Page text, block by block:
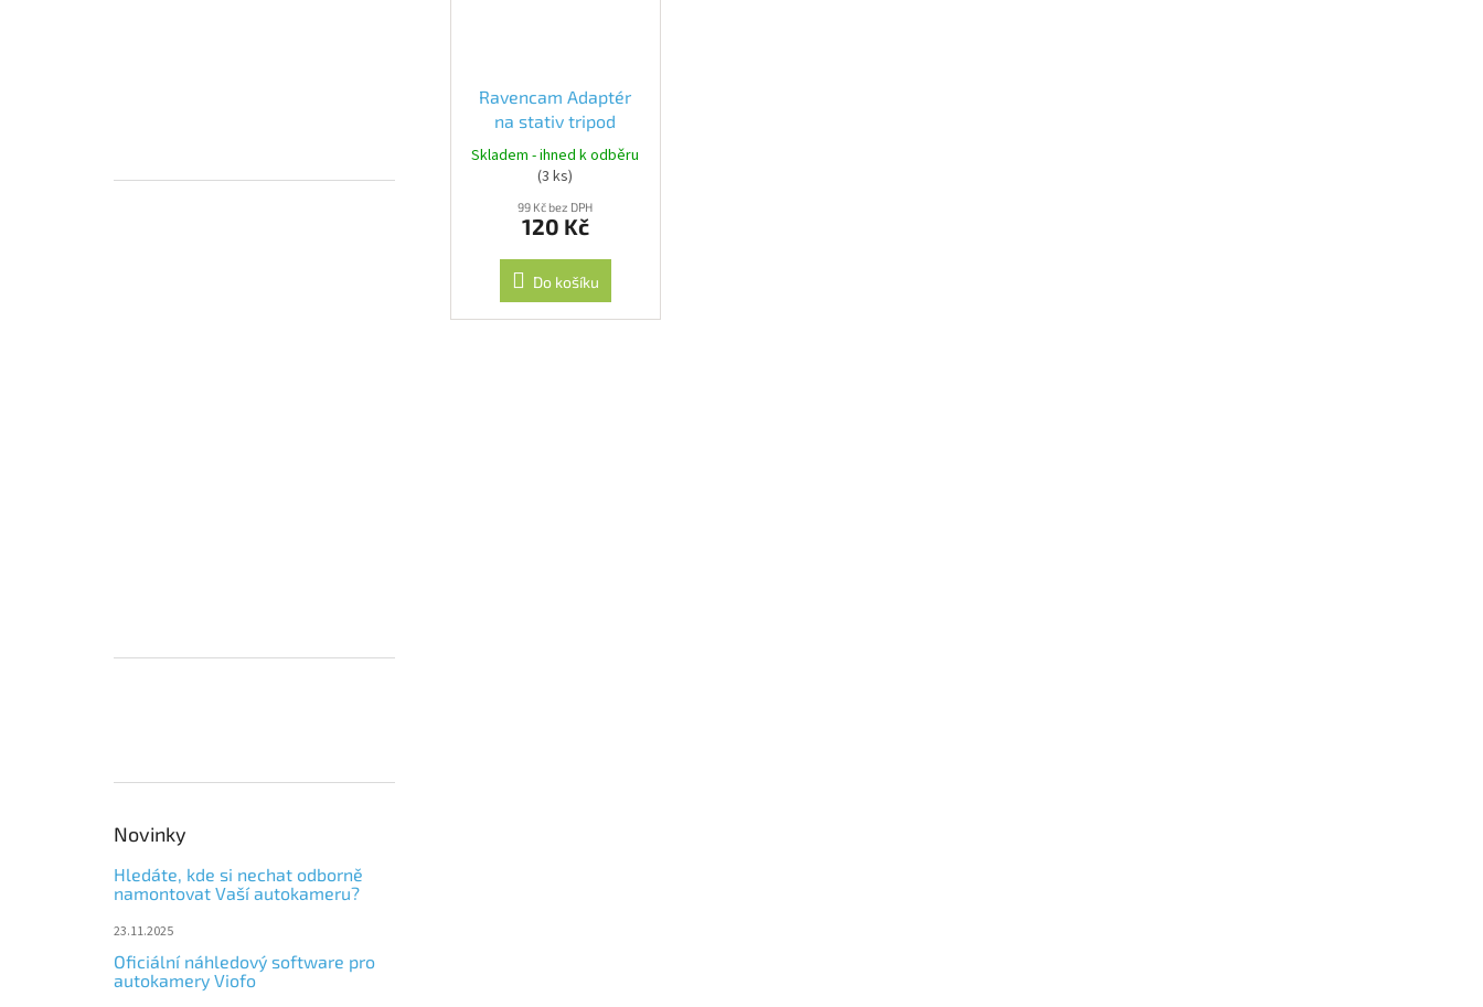
Novinky
Hledáte, kde si nechat odborně
namontovat Vaší autokameru?
23.11.2025
Oficiální náhledový software pro
autokamery Viofo
Ravencam Adaptér
na stativ tripod
mount GoPro - GP100
Skladem - ihned k odběru
(3 ks)
99 Kč bez DPH
120 Kč
Do košíku